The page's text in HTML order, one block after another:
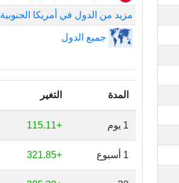
مزيد من الدول في أمريكا الجنوبية
جميع الدول
المدة التغير
1 يوم +115.11
1 أسبوع +321.85